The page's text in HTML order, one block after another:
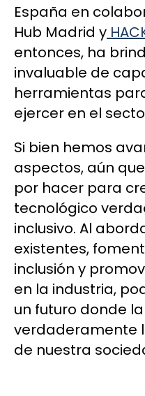
España en
Hub Madrid y
entonces, ha
invaluable de
herramientas
ejercer en el
Si bien hemos
aspectos, aún
por hacer para
tecnológico
inclusivo. Al
existentes,
inclusión y
en la industria,
un futuro donde
verdaderamente
de nuestra